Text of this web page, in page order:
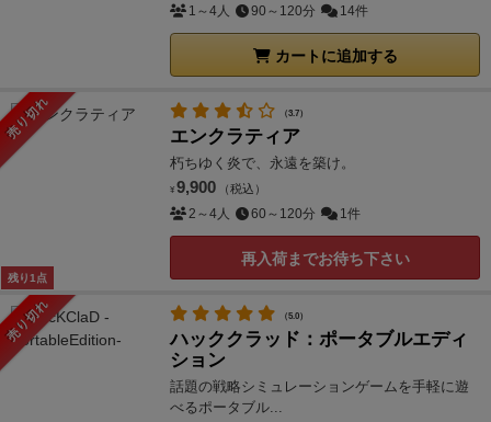
1～4人 90～120分 14件
カートに追加する
売り切れ
残り1点
（3.7）
エンクラティア
朽ちゆく炎で、永遠を築け。
¥ 9,900 （税込）
2～4人 60～120分 1件
再入荷までお待ち下さい
売り切れ （5.0）
ハッククラッド：ポータブルエディ
ション
話題の戦略シミュレーションゲームを手軽に遊
べるポータブル...